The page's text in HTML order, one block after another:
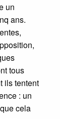
un
ans.
tous
ils tentent
: un
cela